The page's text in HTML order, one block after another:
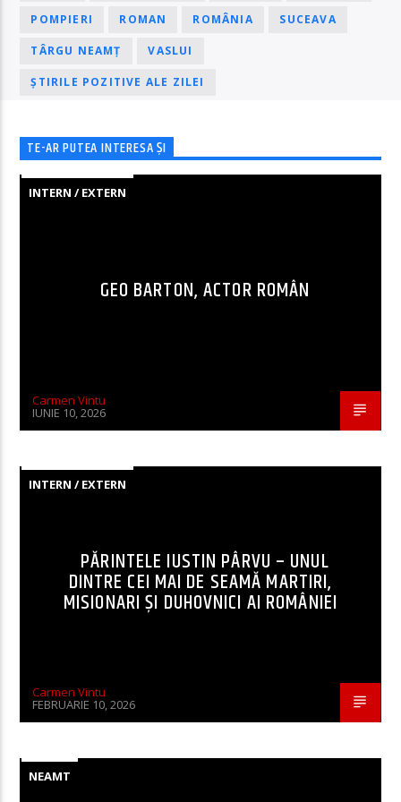
POMPIERI ROMAN ROMÂNIA SUCEAVA
TÂRGU NEAMȚ VASLUI
ȘTIRILE POZITIVE ALE ZILEI
TE-AR PUTEA INTERESA ȘI
INTERN / EXTERN
GEO BARTON, ACTOR ROMÂN
Carmen Vintu
IUNIE 10, 2026
INTERN / EXTERN
PĂRINTELE IUSTIN PÂRVU – UNUL
DINTRE CEI MAI DE SEAMĂ MARTIRI,
MISIONARI ŞI DUHOVNICI AI ROMÂNIEI
Carmen Vintu
FEBRUARIE 10, 2026
NEAMT